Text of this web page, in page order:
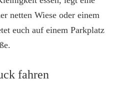
netten Wiese oder einem
euch auf einem Parkplatz
fahren